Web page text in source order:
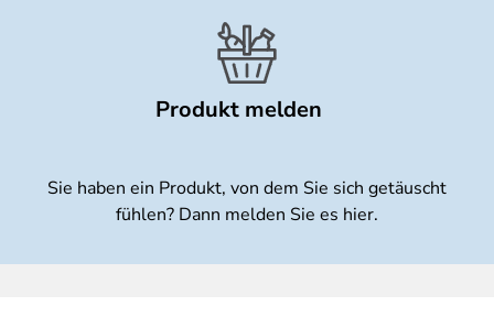
Produkt melden
Sie haben ein Produkt, von dem Sie sich getäuscht
fühlen? Dann melden Sie es hier.